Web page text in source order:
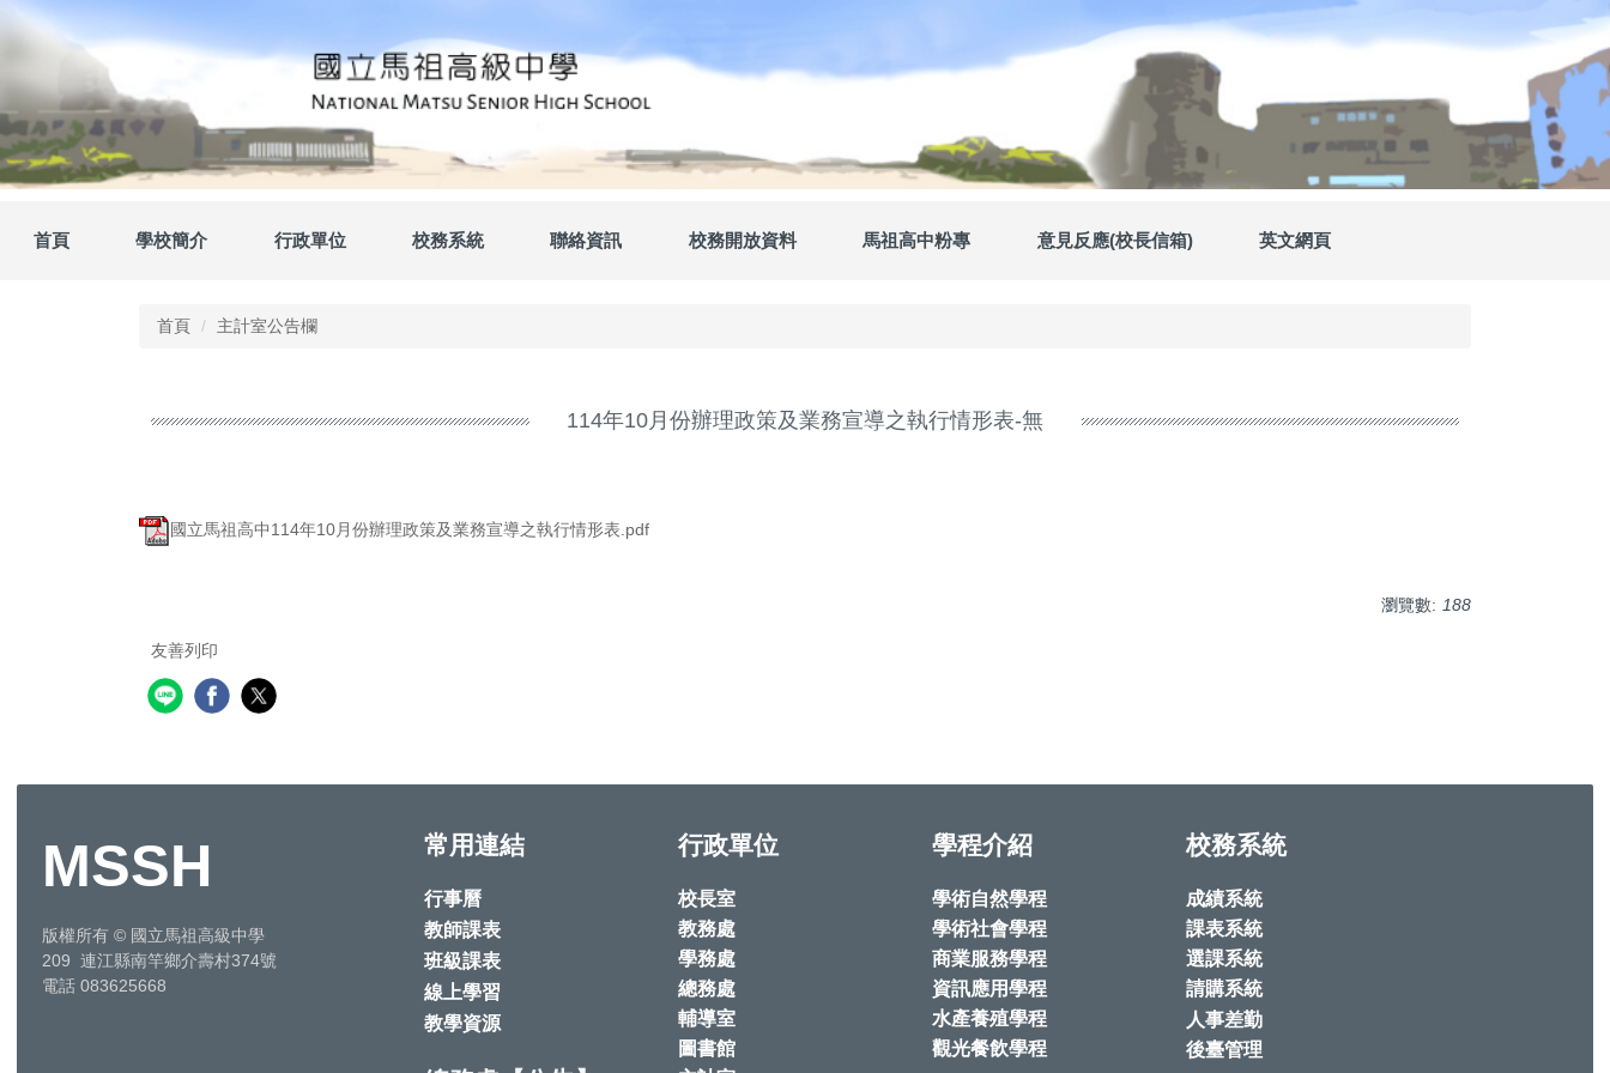
內
容
區
首頁 學校簡介 行政單位 校務系統 聯絡資訊 校務開放資料 馬祖高中粉專 意見反應(校長信箱) 英文網頁
首頁 主計室公告欄
114年10月份辦理政策及業務宣導之執行情形表-無
國立馬祖高中114年10月份辦理政策及業務宣導之執行情形表.pdf
瀏覽數: 188
友善列印
MSSH
版權所有 © 國立馬祖高級中學
209 連江縣南竿鄉介壽村374號
電話 083625668
常用連結
行事曆
教師課表
班級課表
線上學習
教學資源
行政單位
校長室
教務處
學務處
總務處
輔導室
圖書館
學程介紹
學術自然學程
學術社會學程
商業服務學程
資訊應用學程
水產養殖學程
觀光餐飲學程
校務系統
成績系統
課表系統
選課系統
請購系統
人事差勤
後臺管理